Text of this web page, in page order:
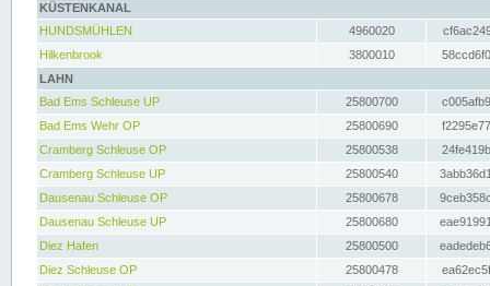
KÜSTENKANAL
HUNDSMÜHLEN
4960020
Hilkenbrook
3800010
LAHN
Bad Ems Schleuse UP
25800700
Bad Ems Wehr OP
25800690
Cramberg Schleuse OP
25800538
Cramberg Schleuse UP
25800540
Dausenau Schleuse OP
25800678
Dausenau Schleuse UP
25800680
Diez Hafen
25800500
Diez Schleuse OP
25800478